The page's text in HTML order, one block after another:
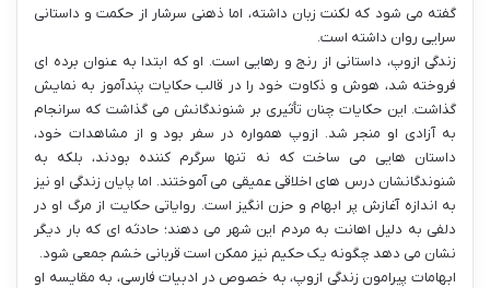
گفته می شود که لکنت زبان داشته، اما ذهنی سرشار از حکمت و داستانی
سرایی روان داشته است.
زندگی ازوپ، داستانی از رنج و رهایی است. او که ابتدا به عنوان برده ای
فروخته شد، هوش و ذکاوت خود را در قالب حکایات پندآموز به نمایش
گذاشت. این حکایات چنان تأثیری بر شنوندگانش می گذاشت که سرانجام
به آزادی او منجر شد. ازوپ همواره در سفر بود و از مشاهدات خود،
داستان هایی می ساخت که نه تنها سرگرم کننده بودند، بلکه به
شنوندگانشان درس های اخلاقی عمیقی می آموختند. اما پایان زندگی او نیز
به اندازه آغازش پر ابهام و حزن انگیز است. روایاتی حکایت از مرگ او در
دلفی به دلیل اهانت به مردم این شهر می دهند؛ حادثه ای که بار دیگر
نشان می دهد چگونه یک حکیم نیز ممکن است قربانی خشم جمعی شود.
ابهامات پیرامون زندگی ازوپ، به خصوص در ادبیات فارسی، به مقایسه او